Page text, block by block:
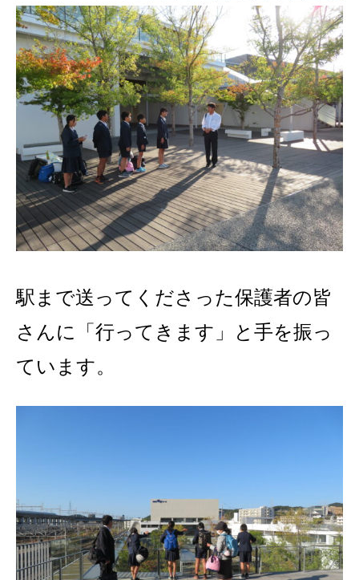
駅まで送ってくださった保護者の皆
さんに「行ってきます」と手を振っ
ています。